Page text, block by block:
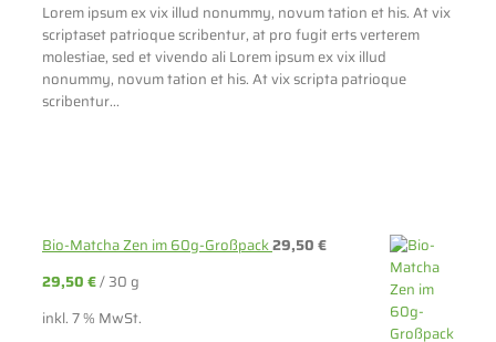
Lorem ipsum ex vix illud nonummy, novum tation et his. At vix
scriptaset patrioque scribentur, at pro fugit erts verterem
molestiae, sed et vivendo ali Lorem ipsum ex vix illud
nonummy, novum tation et his. At vix scripta patrioque
scribentur...
Bio-Matcha Zen im 60g-Großpack29,50€
29,50€/30 g
inkl. 7 % MwSt.